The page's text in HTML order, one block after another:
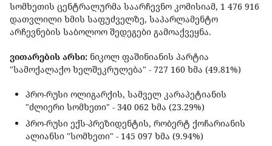
სომხეთის ცენტრალურმა საარჩევნო კომისიამ, 1 476 916
დათვლილი ხმის საფუძველზე, საპარლამენტო
არჩევნების საბოლოო შედეგები გამოაქვეყნა.
ვითარების არსი: ნიკოლ ფაშინიანის პარტია
"სამოქალაქო ხელშეკრულება" - 727 160 ხმა (49.81%)
პრო-რუსი ოლიგარქის, სამველ კარაპეტიანის
"ძლიერი სომხეთი" - 340 062 ხმა (23.29%)
პრო-რუსი ექს-პრეზიდენტის, რობერტ ქოჩარიანის
ალიანსი "სომხეთი" - 145 097 ხმა (9.94%)